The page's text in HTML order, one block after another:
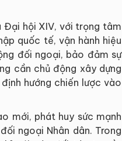
Đại hội XIV, với trọng tâm
quốc tế, vận hành hiệu
đối ngoại, bảo đảm sự
cần chủ động xây dựng
hướng chiến lược vào
mới, phát huy sức mạnh
ngoại Nhân dân. Trong